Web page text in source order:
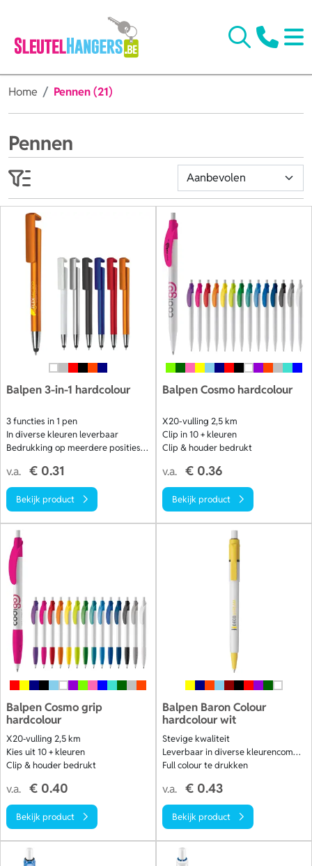
Home Pennen (21)
Pennen
Balpen 3-in-1 hardcolour
3 functies in 1 pen
In diverse kleuren leverbaar
Bedrukking op meerdere posities mogelijk
v.a. € 0.31
Bekijk product
Balpen Cosmo hardcolour
X20-vulling 2,5 km
Clip in 10 + kleuren
Clip & houder bedrukt
v.a. € 0.36
Bekijk product
Balpen Cosmo grip
hardcolour
X20‑vulling 2,5 km
Kies uit 10 + kleuren
Clip & houder bedrukt
v.a. € 0.40
Bekijk product
Balpen Baron Colour
hardcolour wit
Stevige kwaliteit
Leverbaar in diverse kleurencombinaties
Full colour te drukken
v.a. € 0.43
Bekijk product